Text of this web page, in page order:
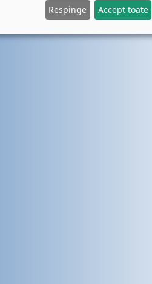
Respinge Accept toate